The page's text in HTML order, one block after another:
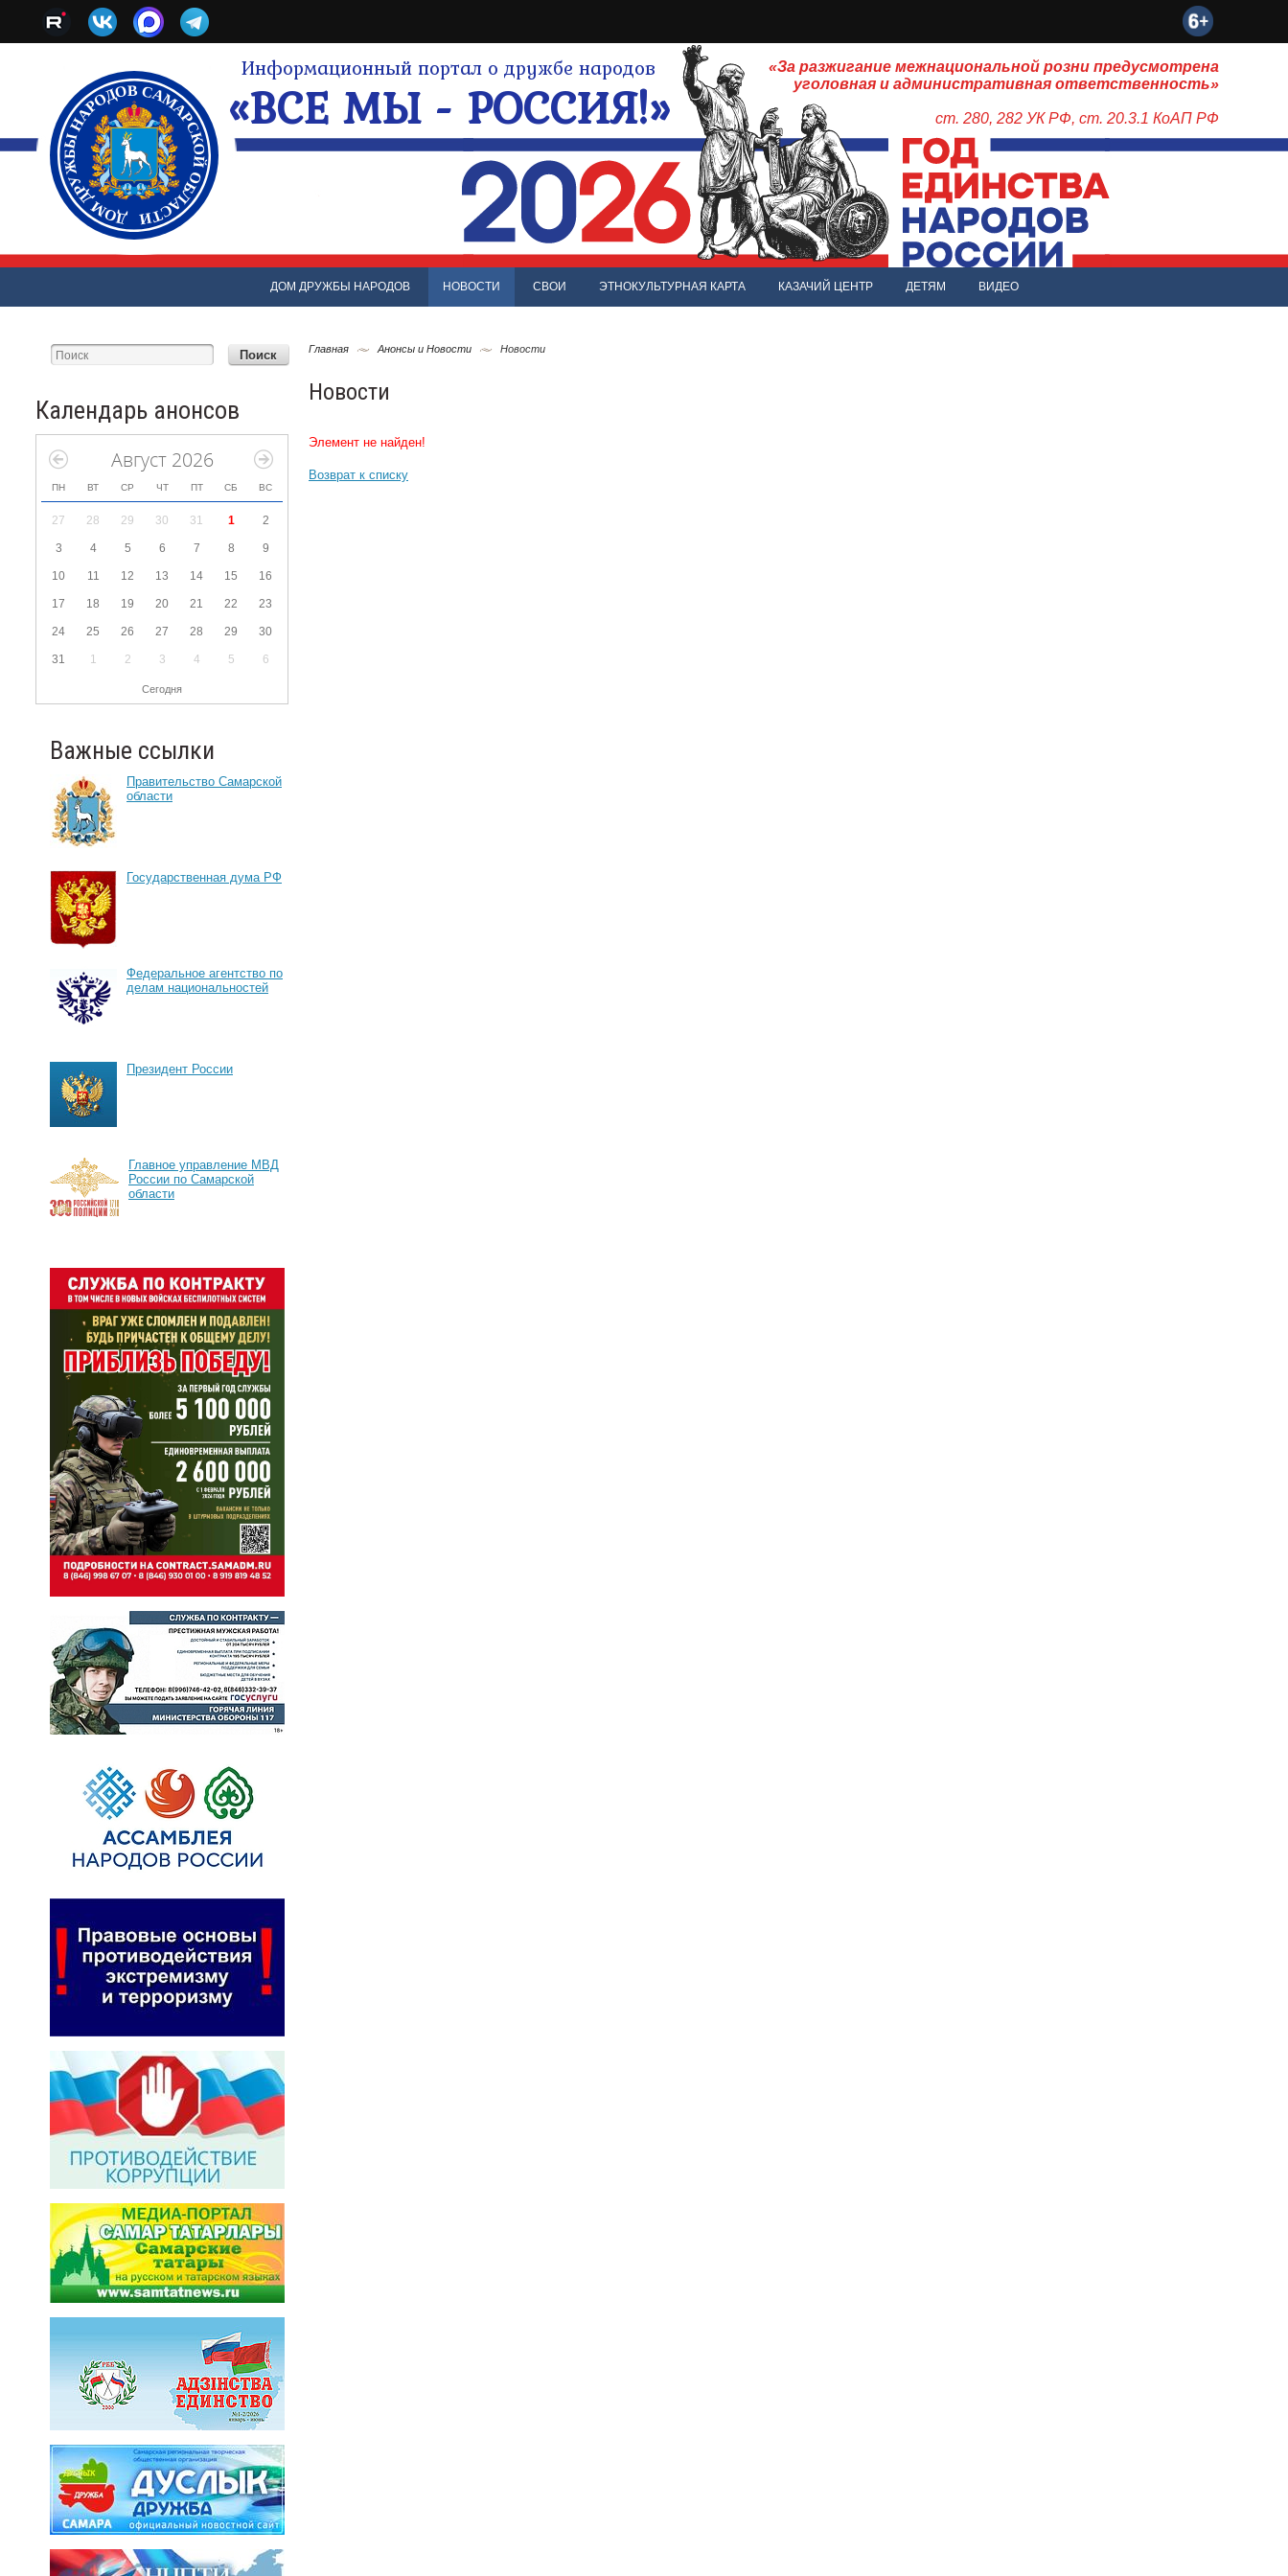
Информационный портал о дружбе народов
«ВСЕ МЫ - РОССИЯ!»
«За разжигание межнациональной розни предусмотрена
уголовная и административная ответственность»
ст. 280, 282 УК РФ, ст. 20.3.1 КоАП РФ
ДОМ ДРУЖБЫ НАРОДОВ НОВОСТИ СВОИ ЭТНОКУЛЬТУРНАЯ КАРТА КАЗАЧИЙ ЦЕНТР ДЕТЯМ ВИДЕО
Календарь анонсов
Август 2026
ПН ВТ СР ЧТ ПТ СБ ВС
27 28 29 30 31 1 2
3 4 5 6 7 8 9
10 11 12 13 14 15 16
17 18 19 20 21 22 23
24 25 26 27 28 29 30
31 1 2 3 4 5 6
Сегодня
Важные ссылки
Правительство Самарской
области
Государственная дума РФ
Федеральное агентство по
делам национальностей
Президент России
Главное управление МВД
России по Самарской
области
Главная Анонсы и Новости Новости
Новости
Элемент не найден!
Возврат к списку